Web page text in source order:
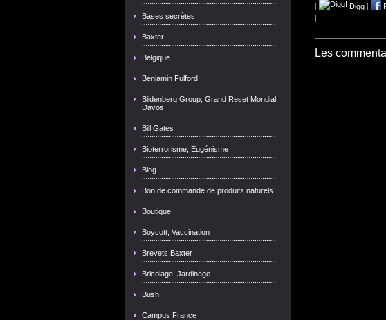
Bases secrètes
Baxter
Belgique
Benjamin Fulford
Bildenberg Group, Grand Reset Mondial,
Davos
Bill Gates
Bioterrorisme, Eugénisme
Blog
Bon de commande de produits naturels
Boutique
Boycott, Vaccination
Brevets Baxter
Bricolage, Jardinage
Bush
Campus France
| Digg|
|
Les